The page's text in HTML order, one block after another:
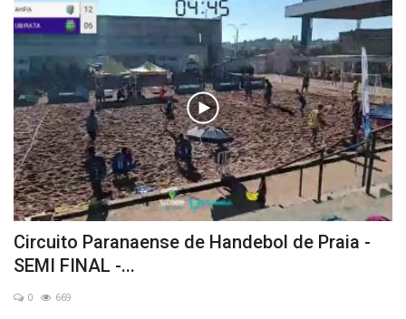
Circuito Paranaense de Handebol de Praia -
SEMI FINAL -...
0 669